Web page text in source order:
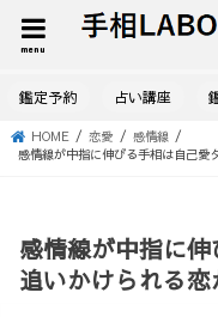
menu
鑑定予約 占い講座
HOME 恋愛
感情線
感情線が中指に伸びる手相は自己愛
感情線が中指に伸
追いかけられる恋